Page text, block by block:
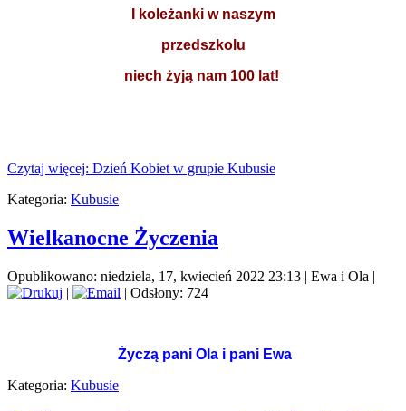
I koleżanki w naszym
przedszkolu
niech żyją nam 100 lat!
Czytaj więcej: Dzień Kobiet w grupie Kubusie
Kategoria: Kubusie
Wielkanocne Życzenia
Opublikowano: niedziela, 17, kwiecień 2022 23:13 | Ewa i Ola |
|
| Odsłony: 724
Życzą pani Ola i pani Ewa
Kategoria: Kubusie